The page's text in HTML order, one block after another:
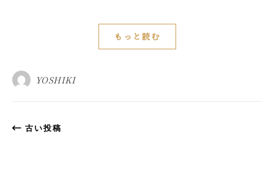
もっと読む
YOSHIKI
古い投稿